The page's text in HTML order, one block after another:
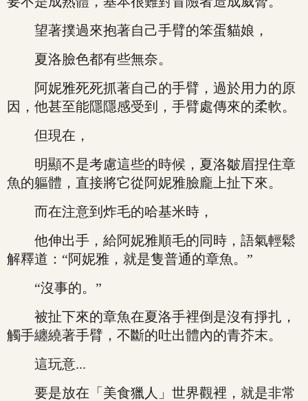
望著撲過來抱著自己手臂的笨蛋貓娘，
夏洛臉色都有些無奈。
阿妮雅死死抓著自己的手臂，過於用力的原
因，他甚至能隱隱感受到，手臂處傳來的柔軟。
但現在，
明顯不是考慮這些的時候，夏洛皺眉捏住章
魚的軀體，直接將它從阿妮雅臉龐上扯下來。
而在注意到炸毛的哈基米時，
他伸出手，給阿妮雅順毛的同時，語氣輕鬆
解釋道：“阿妮雅，就是隻普通的章魚。”
“沒事的。”
被扯下來的章魚在夏洛手裡倒是沒有掙扎，
觸手纏繞著手臂，不斷的吐出體內的青芥末。
這玩意...
要是放在「美食獵人」世界觀裡，就是非常